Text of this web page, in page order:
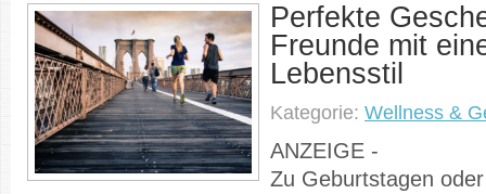
Perfekte
Freunde mit
Lebensstil
Kategorie: Wellness &
ANZEIGE -
Zu Geburtstagen